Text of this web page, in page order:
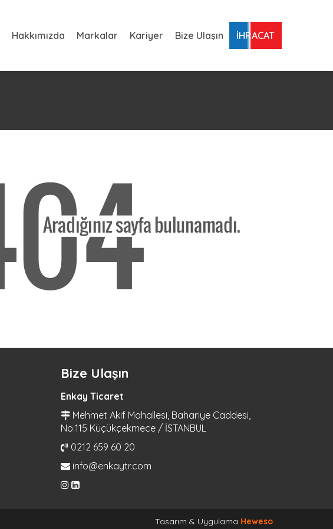
Hakkımızda Markalar Kariyer Bize Ulaşın İHRACAT
Bize Ulaşın
Enkay Ticaret
Mehmet Akif Mahallesi, Bahariye Caddesi,
No:115 Küçükçekmece / İSTANBUL
0212 659 60 20
info@enkaytr.com
Tasarım & Uygulama Heweso